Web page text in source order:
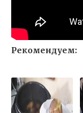
Рекомендуем: